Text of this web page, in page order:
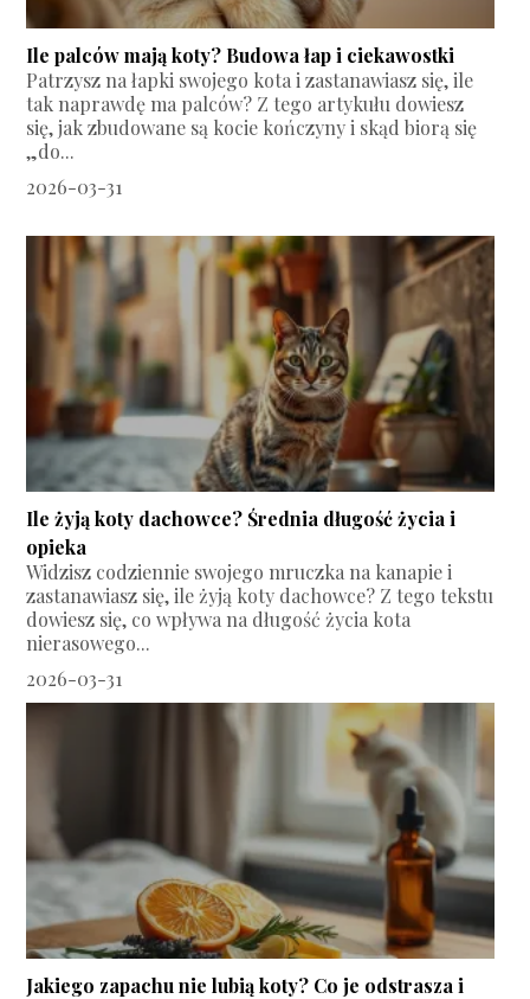
Ile palców mają koty? Budowa łap i ciekawostki
Patrzysz na łapki swojego kota i zastanawiasz się, ile
tak naprawdę ma palców? Z tego artykułu dowiesz
się, jak zbudowane są kocie kończyny i skąd biorą się
„do...
2026-03-31
Ile żyją koty dachowce? Średnia długość życia i
opieka
Widzisz codziennie swojego mruczka na kanapie i
zastanawiasz się, ile żyją koty dachowce? Z tego tekstu
dowiesz się, co wpływa na długość życia kota
nierasowego...
2026-03-31
Jakiego zapachu nie lubią koty? Co je odstrasza i